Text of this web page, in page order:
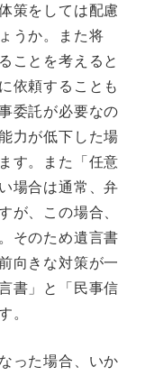
策をしては配慮
うか。また将
ことを考えると
依頼することも
委託が必要なの
力が低下した場
す。また「任意
場合は通常、弁
が、この場合、
そのため遺言書
向きな対策が一
書」と「民事信
。
った場合、いか